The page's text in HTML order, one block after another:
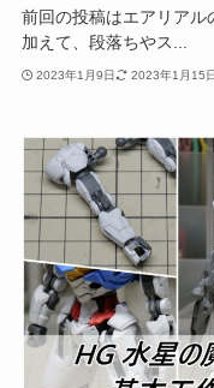
前回の投稿はエアリアル
加えて、段落ちやス...
2023年1月9日 2023年1月15日